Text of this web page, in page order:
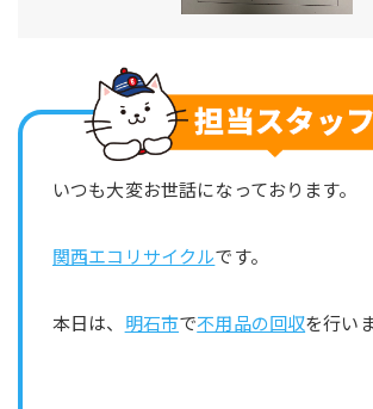
いつも大変お世話になっております。
関西エコリサイクルです。
本日は、 明石市で不用品の回収を行い